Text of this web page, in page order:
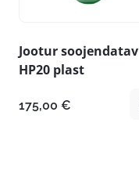
Jootur soojendatav
HP20 plast
175,00 €